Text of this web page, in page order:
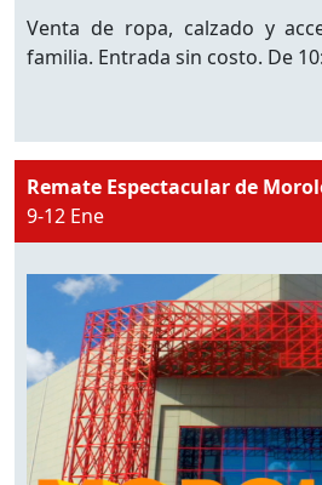
Venta de ropa, calzado y
familia. Entrada sin costo. De
Remate Espectacular de
9-12 Ene